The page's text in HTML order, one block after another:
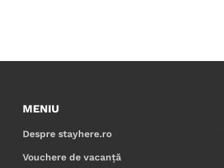
MENIU
Despre stayhere.ro
Vouchere de vacanță